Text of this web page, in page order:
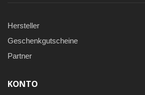
Hersteller
Geschenkgutscheine
Partner
KONTO